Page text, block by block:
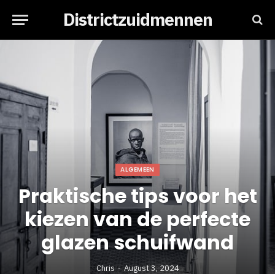
Districtzuidmennen
ALGEMEEN
Praktische tips voor het
kiezen van de perfecte
glazen schuifwand
Chris August 3, 2024